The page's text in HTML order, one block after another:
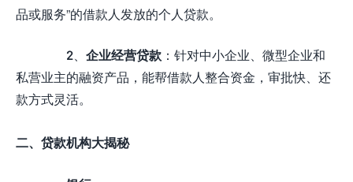
品或服务”的借款人发放的个人贷款。
2、 企业经营贷款 ：针对中小企业、微型企业和
私营业主的融资产品，能帮借款人整合资金，审批快、还
款方式灵活。
二、贷款机构大揭秘